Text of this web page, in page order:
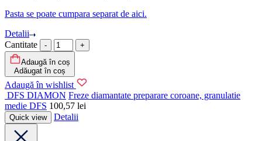
Pasta se poate cumpara separat de aici.
Detalii
Cantitate
Adaugă în coș
Adăugat în coș
Adaugă în wishlist
DFS DIAMON Freze diamantate preparare coroane, granulatie
medie DFS 100,57 lei
Quick view Detalii